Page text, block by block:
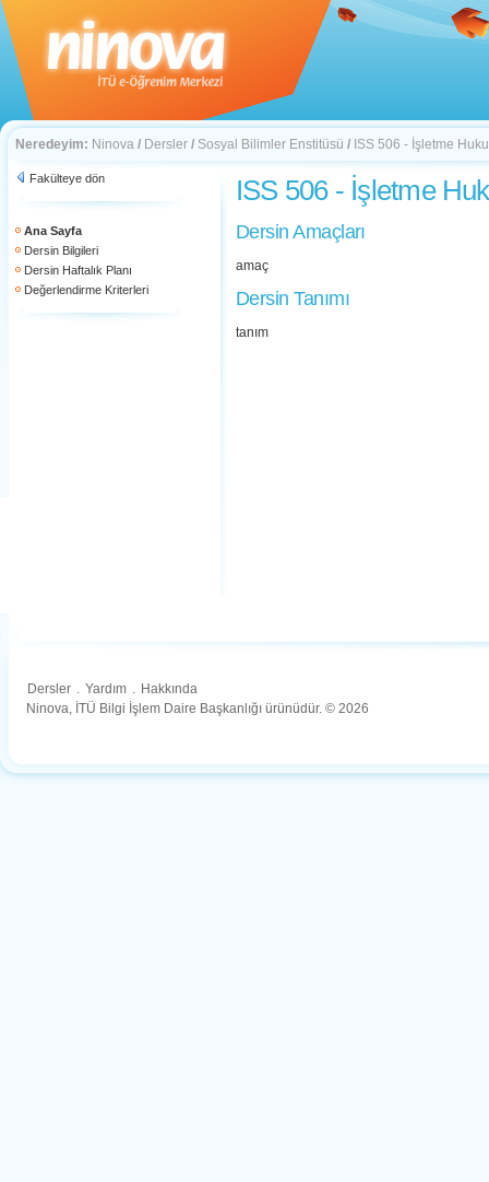
Neredeyim: Ninova / Dersler / Sosyal Bilimler Enstitüsü / ISS 506 - İşletme
Fakülteye dön
Ana Sayfa
Dersin Bilgileri
Dersin Haftalık Planı
Değerlendirme Kriterleri
ISS 506 - İşletme
Dersin Amaçları
amaç
Dersin Tanımı
tanım
Dersler . Yardım . Hakkında
Ninova, İTÜ Bilgi İşlem Daire Başkanlığı ürünüdür. © 2026